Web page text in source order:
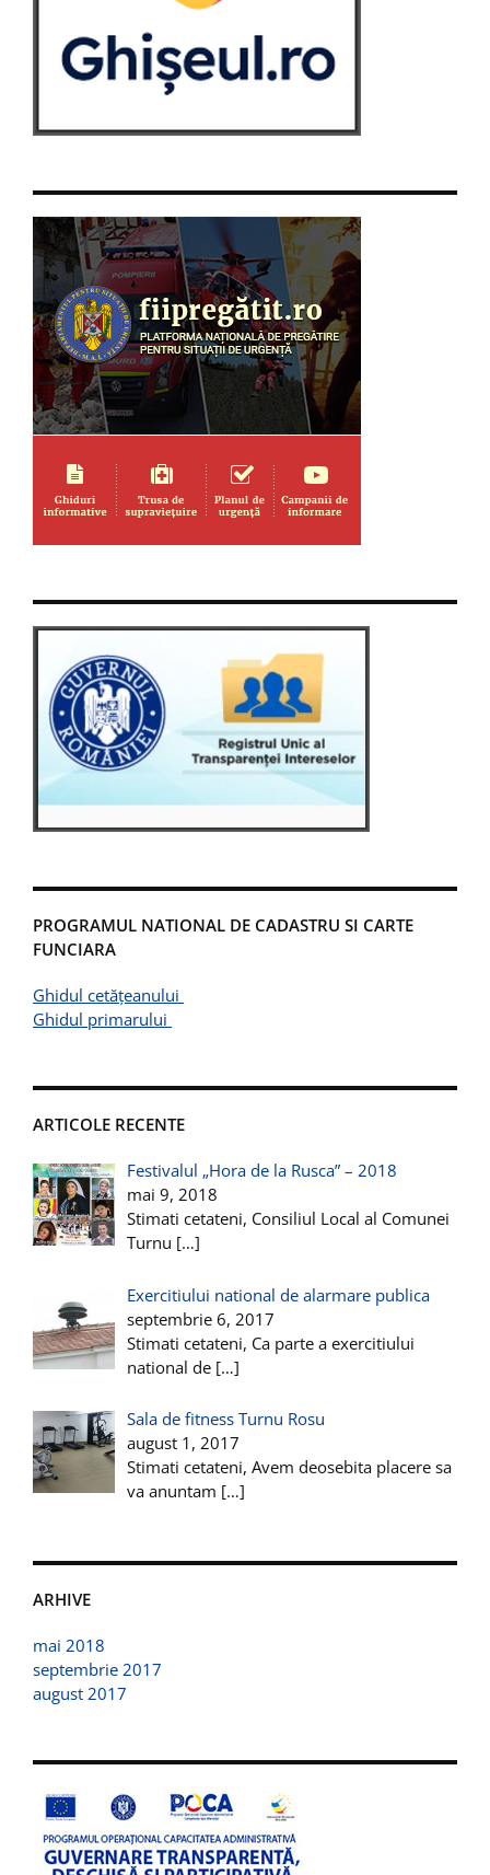
PROGRAMUL NATIONAL DE CADASTRU SI CARTE
FUNCIARA
Ghidul cetățeanului
Ghidul primarului
ARTICOLE RECENTE
Festivalul „Hora de la Rusca” – 2018
mai 9, 2018
Stimati cetateni, Consiliul Local al Comunei
Turnu […]
Exercitiului national de alarmare publica
septembrie 6, 2017
Stimati cetateni, Ca parte a exercitiului
national de […]
Sala de fitness Turnu Rosu
august 1, 2017
Stimati cetateni, Avem deosebita placere sa
va anuntam […]
ARHIVE
mai 2018
septembrie 2017
august 2017